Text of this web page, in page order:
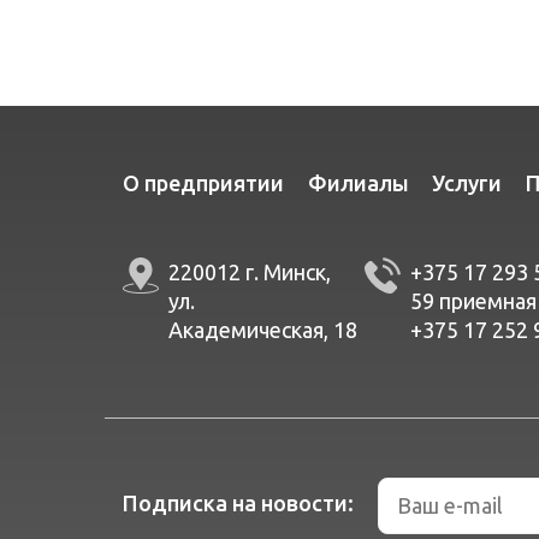
О предприятии Филиалы Услуги
220012 г. Минск,
ул.
Академическая, 18
+375 17 293
59 приемная
+375 17 252
Подписка на новости: